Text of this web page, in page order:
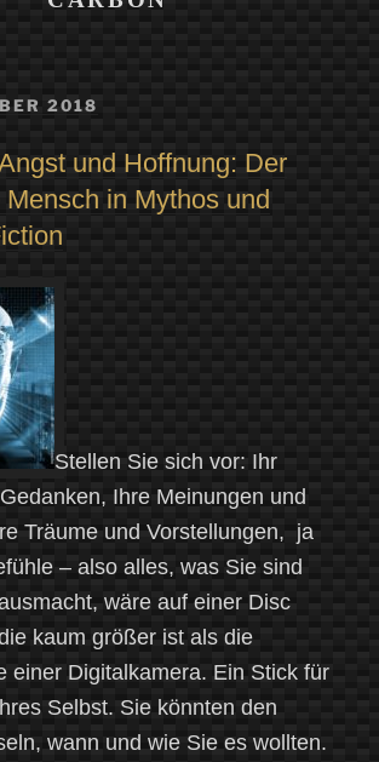
2018
und Hoffnung: Der
Mensch in Mythos und
Stellen Sie sich vor: Ihr
Ihre Meinungen und
Träume und Vorstellungen, ja
– also alles, was Sie sind
wäre auf einer Disc
kaum größer ist als die
einer Digitalkamera. Ein Stick für
Selbst. Sie könnten den
wann und wie Sie es wollten.